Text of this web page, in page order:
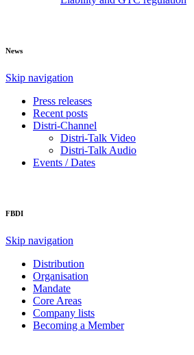
News
Skip navigation
Press releases
Recent posts
Distri-Channel
Distri-Talk Video
Distri-Talk Audio
Events / Dates
FBDI
Skip navigation
Distribution
Organisation
Mandate
Core Areas
Company lists
Becoming a Member